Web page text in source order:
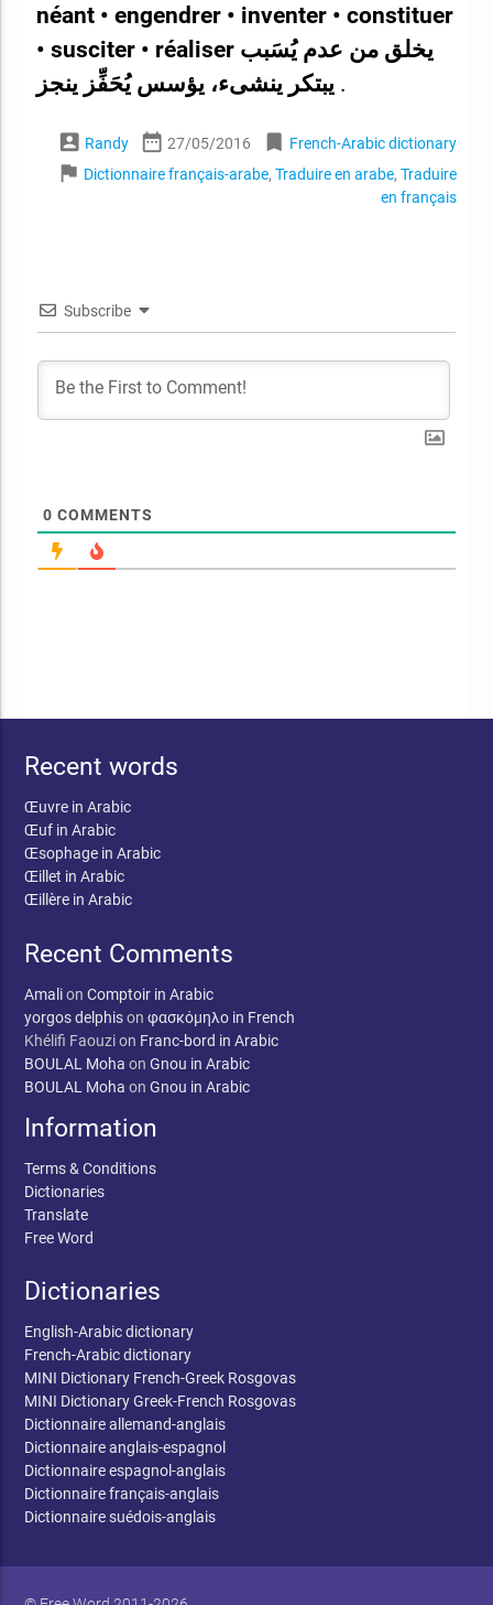
néant • engendrer • inventer • constituer
• susciter • réaliser يخلق من عدم يُسَبب
يبتكر ينشىء، يؤسس يُحَفِّز ينجز .
account_box Randy date_range 27/05/2016 bookmark French-Arabic dictionary
flag Dictionnaire français-arabe,Traduire en arabe,Traduire
en français
Subscribe
0 COMMENTS
Recent words
Œuvre in Arabic
Œuf in Arabic
Œsophage in Arabic
Œillet in Arabic
Œillère in Arabic
Recent Comments
AmalionComptoir in Arabic
yorgos delphisonφασκόμηλο in French
Khélifi Faouzion Franc-bord in Arabic
BOULAL Moha onGnou in Arabic
BOULAL Moha onGnou in Arabic
Information
Terms & Conditions
Dictionaries
Translate
Free Word
Dictionaries
English-Arabic dictionary
French-Arabic dictionary
MINI Dictionary French-Greek Rosgovas
MINI Dictionary Greek-French Rosgovas
Dictionnaire allemand-anglais
Dictionnaire anglais-espagnol
Dictionnaire espagnol-anglais
Dictionnaire français-anglais
Dictionnaire suédois-anglais